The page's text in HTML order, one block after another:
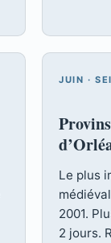
JUIN ·
Le plus
2001.
2 jours.